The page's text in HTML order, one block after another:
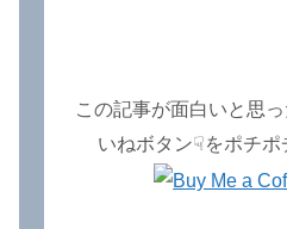
この記事が面白いと思
いねボタン☟をポチポ